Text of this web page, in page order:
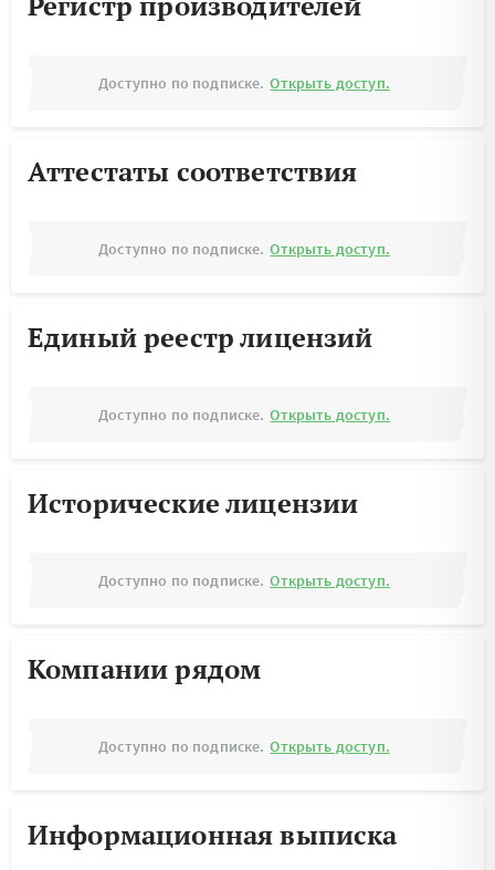
Доступно по подписке. Открыть доступ.
Аттестаты соответствия
Доступно по подписке. Открыть доступ.
Единый реестр лицензий
Доступно по подписке. Открыть доступ.
Исторические лицензии
Доступно по подписке. Открыть доступ.
Компании рядом
Доступно по подписке. Открыть доступ.
Информационная выписка